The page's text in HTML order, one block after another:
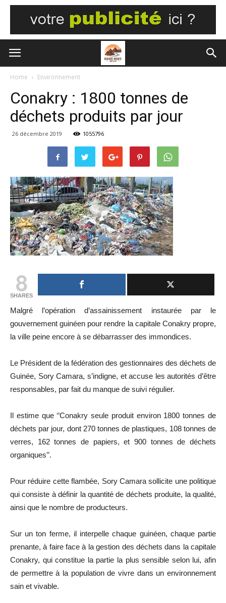
Home Environnement
Conakry : 1800 tonnes de
déchets produits par jour
26 décembre 2019 1055796
8
SHARES
Malgré l’opération d’assainissement instaurée par le
gouvernement guinéen pour rendre la capitale Conakry propre,
la ville peine encore à se débarrasser des immondices.
Le Président de la fédération des gestionnaires des déchets de
Guinée, Sory Camara, s’indigne, et accuse les autorités d’être
responsables, par fait du manque de suivi régulier.
Il estime que ‘’Conakry seule produit environ 1800 tonnes de
déchets par jour, dont 270 tonnes de plastiques, 108 tonnes de
verres, 162 tonnes de papiers, et 900 tonnes de déchets
organiques’’.
Pour réduire cette flambée, Sory Camara sollicite une politique
qui consiste à définir la quantité de déchets produite, la qualité,
ainsi que le nombre de producteurs.
Sur un ton ferme, il interpelle chaque guinéen, chaque partie
prenante, à faire face à la gestion des déchets dans la capitale
Conakry, qui constitue la partie la plus sensible selon lui, afin
de permettre à la population de vivre dans un environnement
sain et vivable.